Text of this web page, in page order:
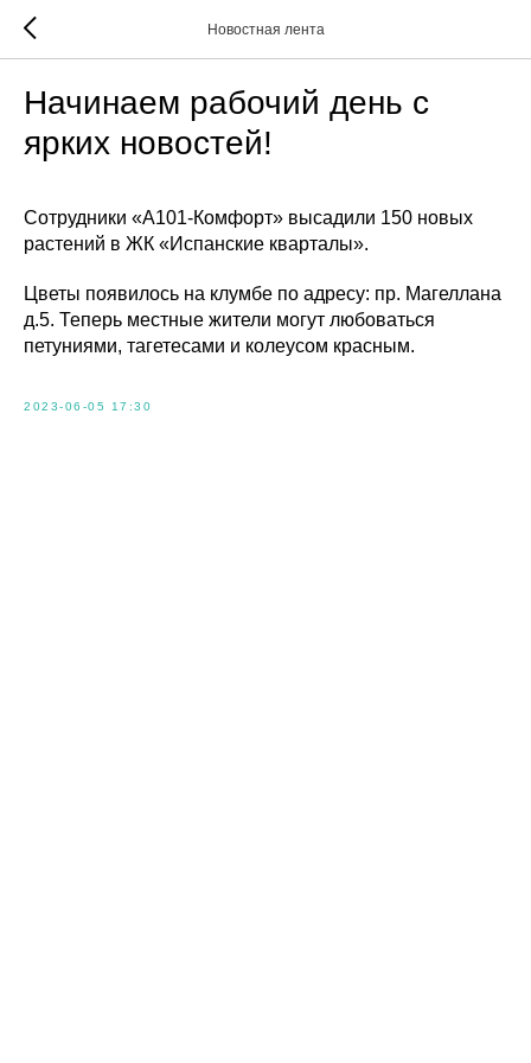
Новостная лента
Начинаем рабочий день с
ярких новостей!
Сотрудники «А101-Комфорт» высадили 150 новых
растений в ЖК «Испанские кварталы».
Цветы появилось на клумбе по адресу: пр. Магеллана
д.5. Теперь местные жители могут любоваться
петуниями, тагетесами и колеусом красным.
2023-06-05 17:30